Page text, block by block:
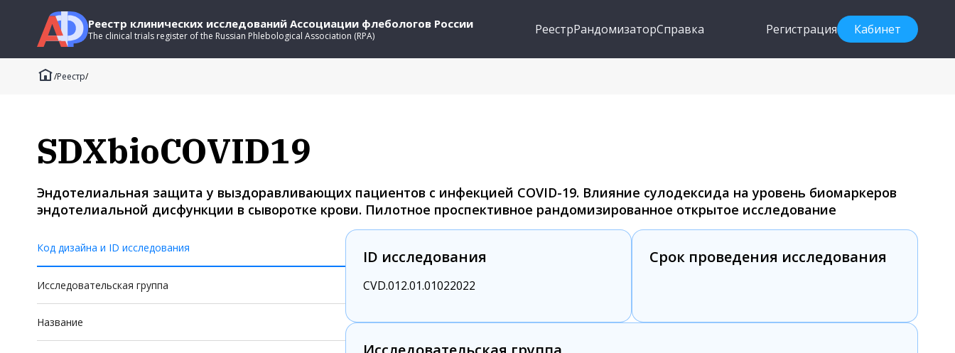
Реестр клинических исследований Ассоциации флебологов России
The clinical trials register of the Russian Phlebological Association (RPA) РеестрРандомизаторСправка Регистрация Кабинет
/Реестр/
SDXbioCOVID19
Эндотелиальная защита у выздоравливающих пациентов с инфекцией COVID-19. Влияние сулодексида на уровень биомаркеров
эндотелиальной дисфункции в сыворотке крови. Пилотное проспективное рандомизированное открытое исследование
Код дизайна и ID исследования
Исследовательская группа
Название
ID исследования
CVD.012.01.01022022
Срок проведения исследования